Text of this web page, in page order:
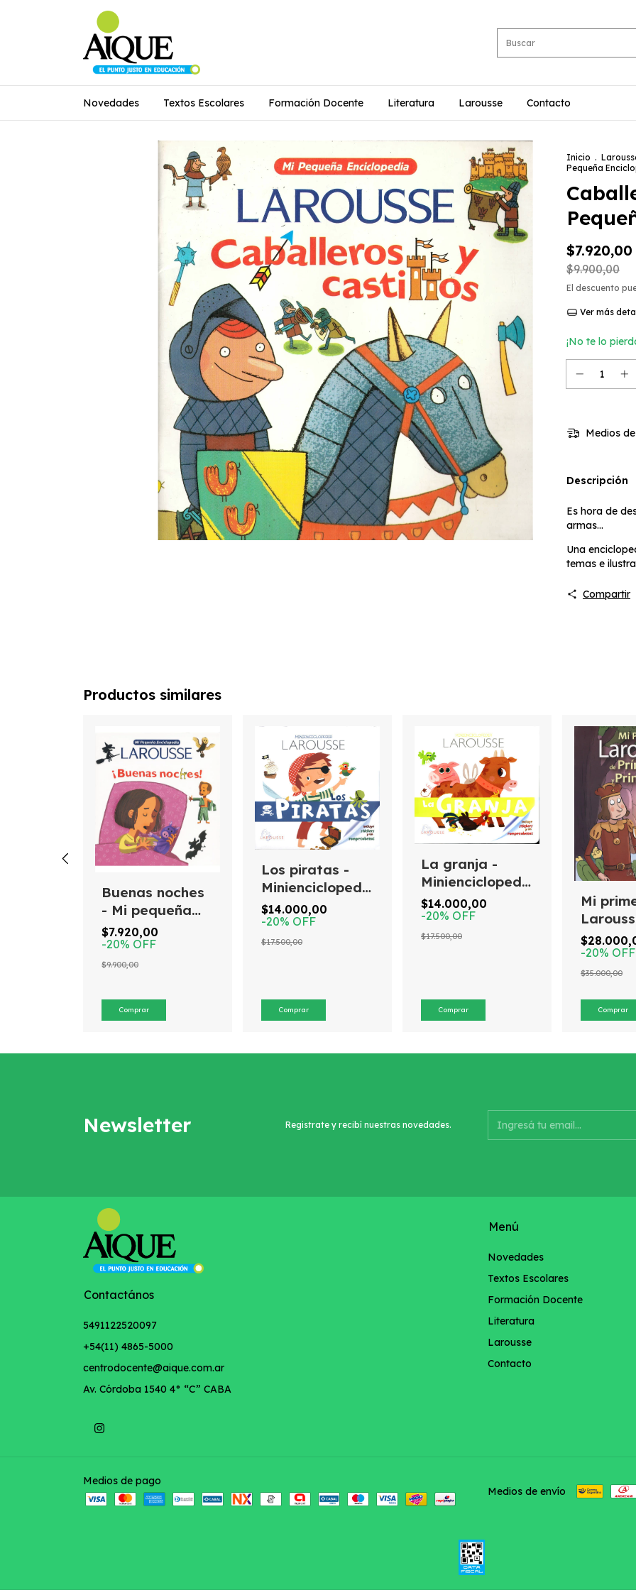
Novedades Textos Escolares Formación Docente Literatura Larousse Contacto
Inicio .
Pequeña
$7.920,00
$9.900,00
El descuento
Ver más
¡No te lo
Medios
Descripción
Es hora de
armas...
Una
temas e
Compartir
Productos similares
Buenas noches
- Mi pequeña
enciclopedia
Larousse
$7.920,00
-20% OFF
$9.900,00
Los piratas -
Minienciclopedia
Larousse
$14.000,00
-20% OFF
$17.500,00
La granja -
Minienciclopedia
Larousse
$14.000,00
-20% OFF
$17.500,00
Mi
-20% OFF
$35.000,00
Newsletter Registrate y recibí nuestras novedades.
Contactános
5491122520097
+54(11) 4865-5000
centrodocente@aique.com.ar
Av. Córdoba 1540 4° “C” CABA
Menú
Novedades
Textos Escolares
Formación Docente
Literatura
Larousse
Contacto
Medios de pago
Medios de envío